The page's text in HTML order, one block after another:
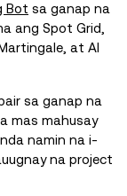
Bot sa ganap na
ang Spot Grid,
at AI
sa ganap na
mas mahusay
namin na i-
na project